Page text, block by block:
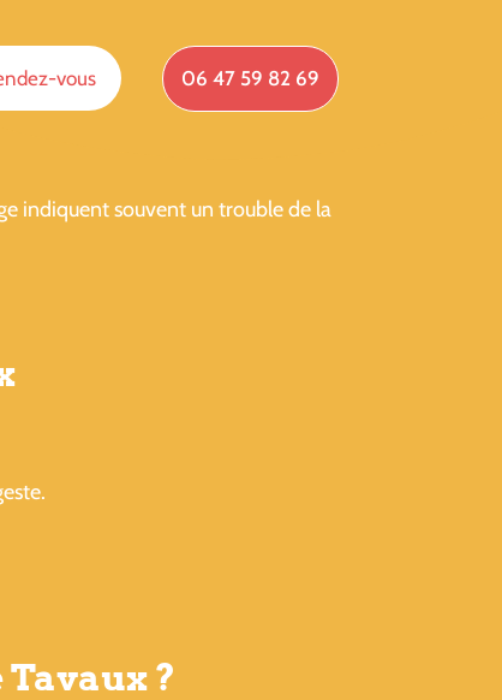
vous 06 47 59 82 69
indiquent souvent un trouble de la
?